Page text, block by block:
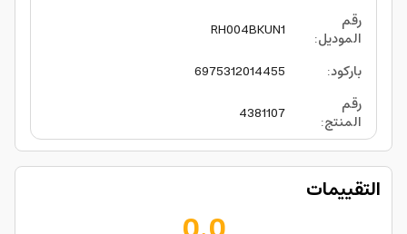
رقم
الموديل:
RH004BKUN1
باركود:
6975312014455
رقم
المنتج:
4381107
التقييمات